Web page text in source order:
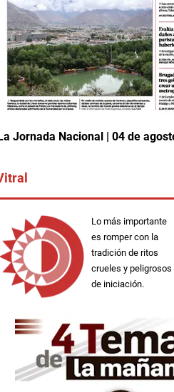
La Jornada Nacional | 04 de
Lo más importante
es romper con la
tradición de ritos
crueles y peligrosos
de iniciación.